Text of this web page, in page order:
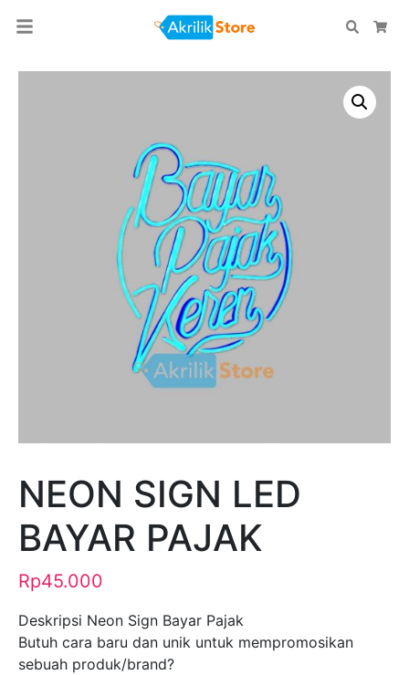
Search
NEON SIGN LED
BAYAR PAJAK
Rp45.000
Deskripsi Neon Sign Bayar Pajak
Butuh cara baru dan unik untuk mempromosikan
sebuah produk/brand?